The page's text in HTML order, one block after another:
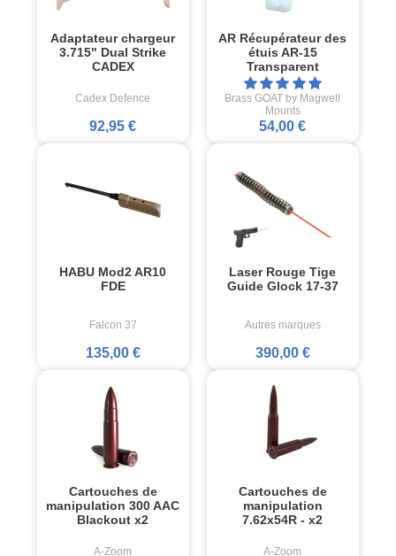
Adaptateur chargeur
3.715" Dual Strike
CADEX
Cadex Defence
92,95 €
AR Récupérateur des
étuis AR-15
Transparent
Brass GOAT by Magwell
Mounts
54,00 €
HABU Mod2 AR10
FDE
Falcon 37
135,00 €
Laser Rouge Tige
Guide Glock 17-37
Autres marques
390,00 €
Cartouches de
manipulation 300 AAC
Blackout x2
A-Zoom
Cartouches de
manipulation
7.62x54R - x2
A-Zoom